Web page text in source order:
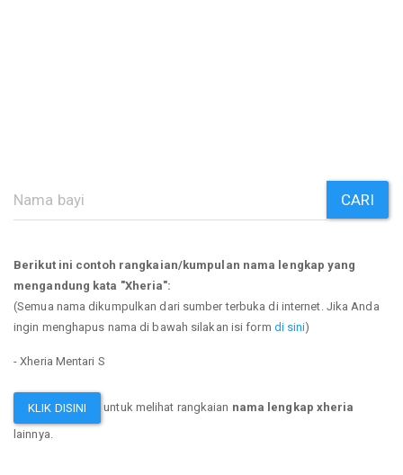
CARI
Berikut ini contoh rangkaian/kumpulan nama lengkap yang
mengandung kata "Xheria":
(Semua nama dikumpulkan dari sumber terbuka di internet. Jika Anda
ingin menghapus nama di bawah silakan isi form di sini)
- Xheria Mentari S
KLIK DISINI untuk melihat rangkaian nama lengkap xheria
lainnya.